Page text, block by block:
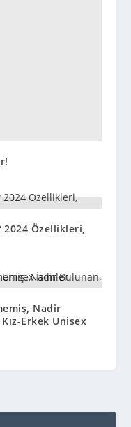
2024 Özellikleri,
Nadir
Erkek Unisex